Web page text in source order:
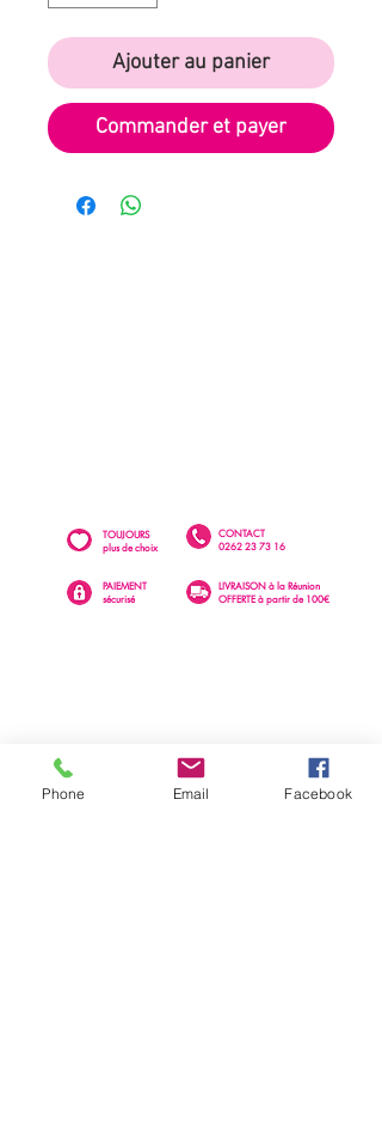
Ajouter au panier
Commander et payer
CONTACT
0262 23 73 16
TOUJOURS
plus de choix
PAIEMENT
sécurisé
LIVRAISON à la Réunion
OFFERTE à partir de 100€
Phone Email Facebook